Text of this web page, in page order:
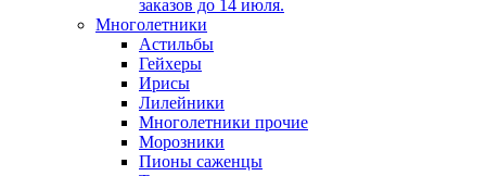
заказов до 14 июля.
Многолетники
Астильбы
Гейхеры
Ирисы
Лилейники
Многолетники прочие
Морозники
Пионы саженцы